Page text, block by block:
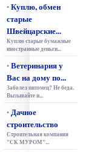
•Куплю, обмен
старые
Швейцарские...
Куплю старые бумажные
иностранные деньги...
•Ветеринария у
Вас на дому по...
Заболел питомец? Не беда.
Вызывайте и...
•Дачное
строительство
Строительная компания
"СК МУРОМ"...